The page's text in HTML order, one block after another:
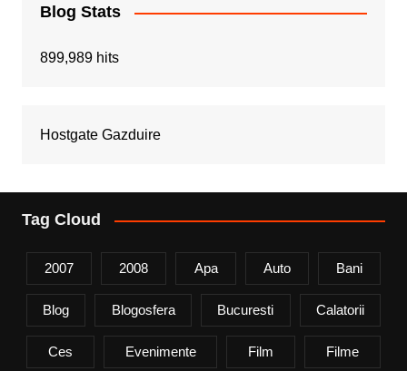
Blog Stats
899,989 hits
Hostgate Gazduire
Tag Cloud
2007 2008 Apa Auto Bani
Blog Blogosfera Bucuresti Calatorii
Ces Evenimente Film Filme